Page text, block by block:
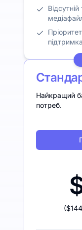
підтримка
Найкращий
потреб.
($144